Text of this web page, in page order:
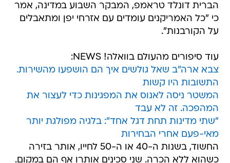
הברית דונלד טראמפ, המבקר השבוע במדינה, אמר
כי "כל האמריקנים עומדים עם אזרחי יפן ומתאבלים
על הקורבנות".
עוד סיפורים מהעולם בוואלה! NEWS:
צבא ארה"ב שאל גולשים איך הם הושפעו מהשירות.
התשובות היו קשות
המשטר ניסה לאנוס את המפגינות כדי לעצור את
המהפכה. זה לא עבד
"שתי מדינות תחת דגל אחד": בלגיה מפולגת יותר
מאי-פעם אחרי הבחירות
החשוד, בשנות ה-40 או ה-50 לחייו, אותר בזירה
כשהוא ללא הכרה. שני סכינים אותרו אף הם במקום.